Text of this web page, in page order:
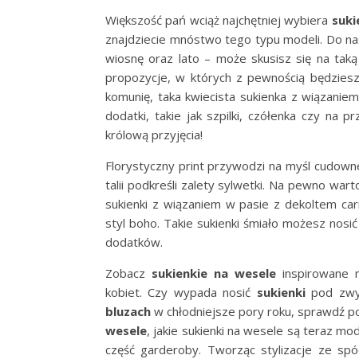
Większość pań wciąż najchętniej wybiera
znajdziecie mnóstwo tego typu modeli. Do
wiosnę oraz lato – może skusisz się na
propozycje, w których z pewnością
komunię, taka kwiecista sukienka z
dodatki, takie jak szpilki, czółenka czy na
królową przyjęcia!
Florystyczny print przywodzi na myśl
talii podkreśli zalety sylwetki. Na pewno
sukienki z wiązaniem w pasie z dekoltem
styl boho. Takie sukienki śmiało możesz
dodatków.
Zobacz sukienkie na weseleinspirowane
kobiet. Czy wypada nosić sukienkipod
bluzach w chłodniejsze pory roku, sprawdź
wesele, jakie sukienki na wesele są teraz
część garderoby. Tworząc stylizacje ze